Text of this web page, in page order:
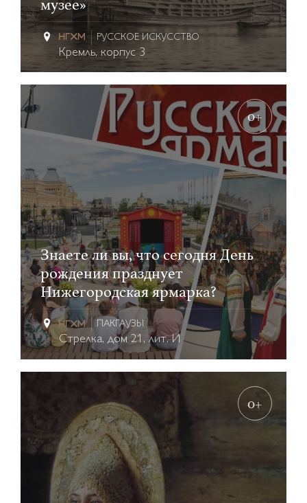
музее»
РУССКОЕ ИСКУССТВО
Кремль, корпус 3
0+
Знаете ли вы, что сегодня День
рождения празднует
Нижегородская ярмарка?
ПАКГАУЗЫ
Стрелка, дом 21, лит. И
0+